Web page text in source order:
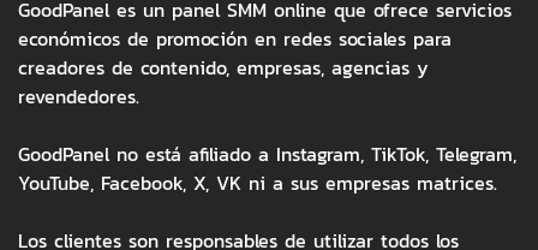
GoodPanel es un panel SMM online que ofrece servicios
económicos de promoción en redes sociales para
creadores de contenido, empresas, agencias y
revendedores.
GoodPanel no está afiliado a Instagram, TikTok, Telegram,
YouTube, Facebook, X, VK ni a sus empresas matrices.
Los clientes son responsables de utilizar todos los